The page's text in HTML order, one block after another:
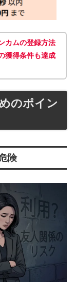
カムの登録方法
獲得条件も達成
のポイン
険